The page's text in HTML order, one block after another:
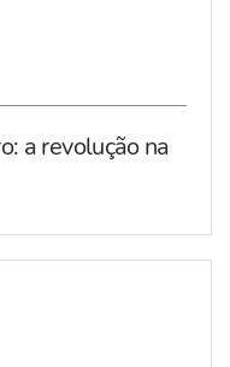
a revolução na